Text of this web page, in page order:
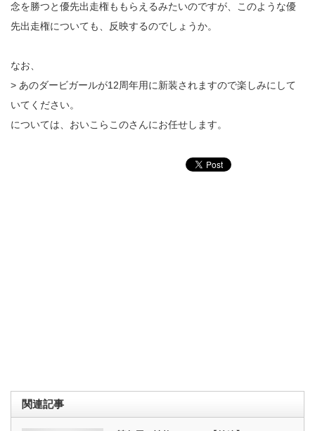
念を勝つと優先出走権ももらえるみたいのですが、このような優
先出走権についても、反映するのでしょうか。
なお、
> あのダービガールが12周年用に新装されますので楽しみにして
いてください。
については、おいこらこのさんにお任せします。
関連記事